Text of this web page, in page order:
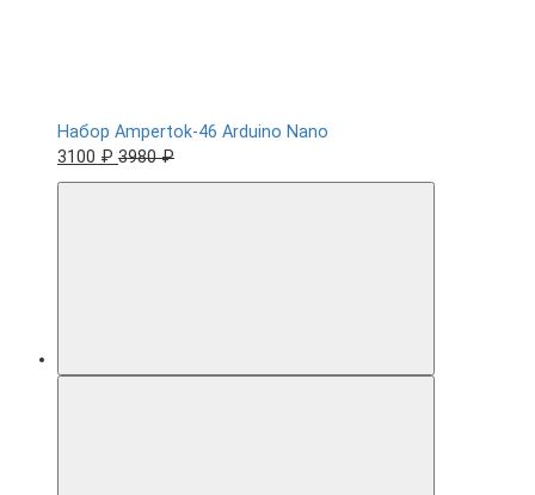
Набор Ampertok-46 Arduino Nano
3100 ₽ 3980 ₽